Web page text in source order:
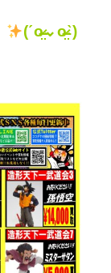
(ˊo̴̶̷̤⌄o̴̶̷̤ˋ)